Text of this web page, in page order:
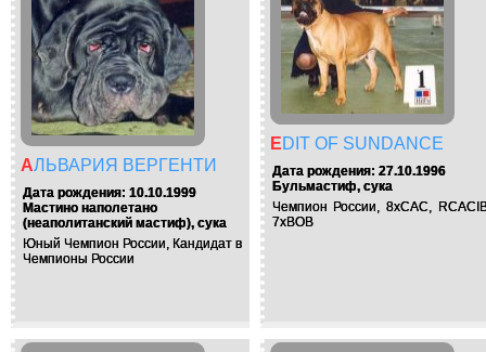
АЛЬВАРИЯ ВЕРГЕНТИ
Дата рождения: 10.10.1999
Мастино наполетано
(неаполитанский мастиф), сука
Юный Чемпион России, Кандидат в
Чемпионы России
EDIT OF SUNDANCE
Дата рождения: 27.10.1996
Бульмастиф, сука
Чемпион России, 8xCAC,
7xBOB